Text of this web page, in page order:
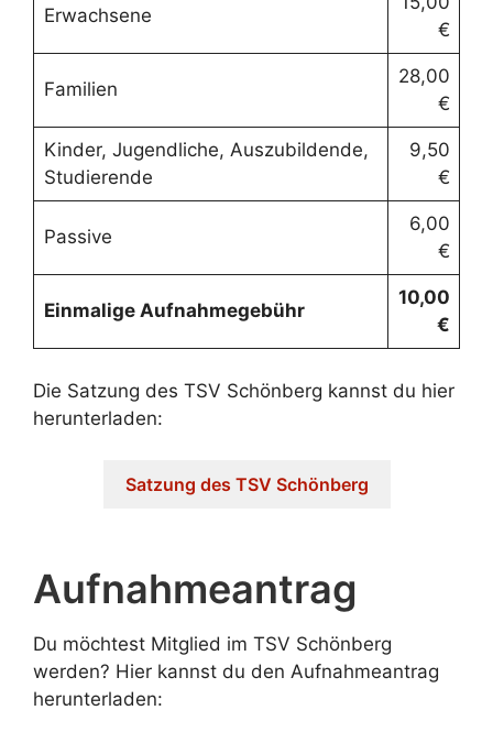
Erwachsene
€
Familien
28,00
€
Kinder, Jugendliche, Auszubildende,
Studierende
9,50
€
Passive
6,00
€
Einmalige Aufnahmegebühr
10,00
€
Die Satzung des TSV Schönberg kannst du hier
herunterladen:
Satzung des TSV Schönberg
Aufnahmeantrag
Du möchtest Mitglied im TSV Schönberg
werden? Hier kannst du den Aufnahmeantrag
herunterladen: